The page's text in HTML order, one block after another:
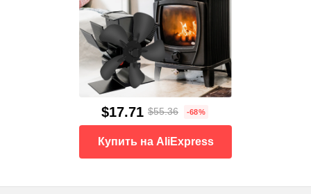
$17.71 $55.36 -68%
Купить на AliExpress